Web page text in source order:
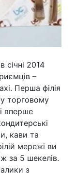
січні 2014
–
Перша філія
торговому
вперше
кави та
мережі ви
за 5 шекелів.
з